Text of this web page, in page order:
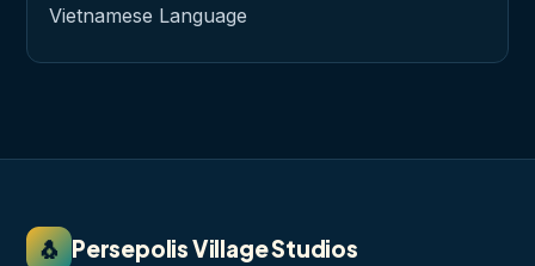
Vietnamese Language
🐧 Persepolis Village Studios